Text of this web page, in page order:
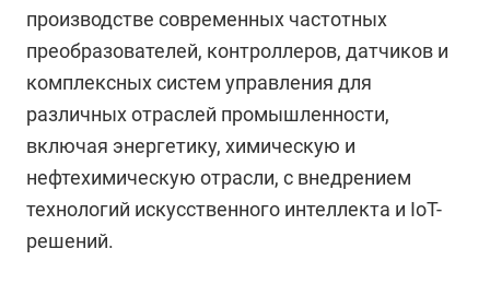
производстве современных частотных
преобразователей, контроллеров, датчиков и
комплексных систем управления для
различных отраслей промышленности,
включая энергетику, химическую и
нефтехимическую отрасли, с внедрением
технологий искусственного интеллекта и IoT-
решений.